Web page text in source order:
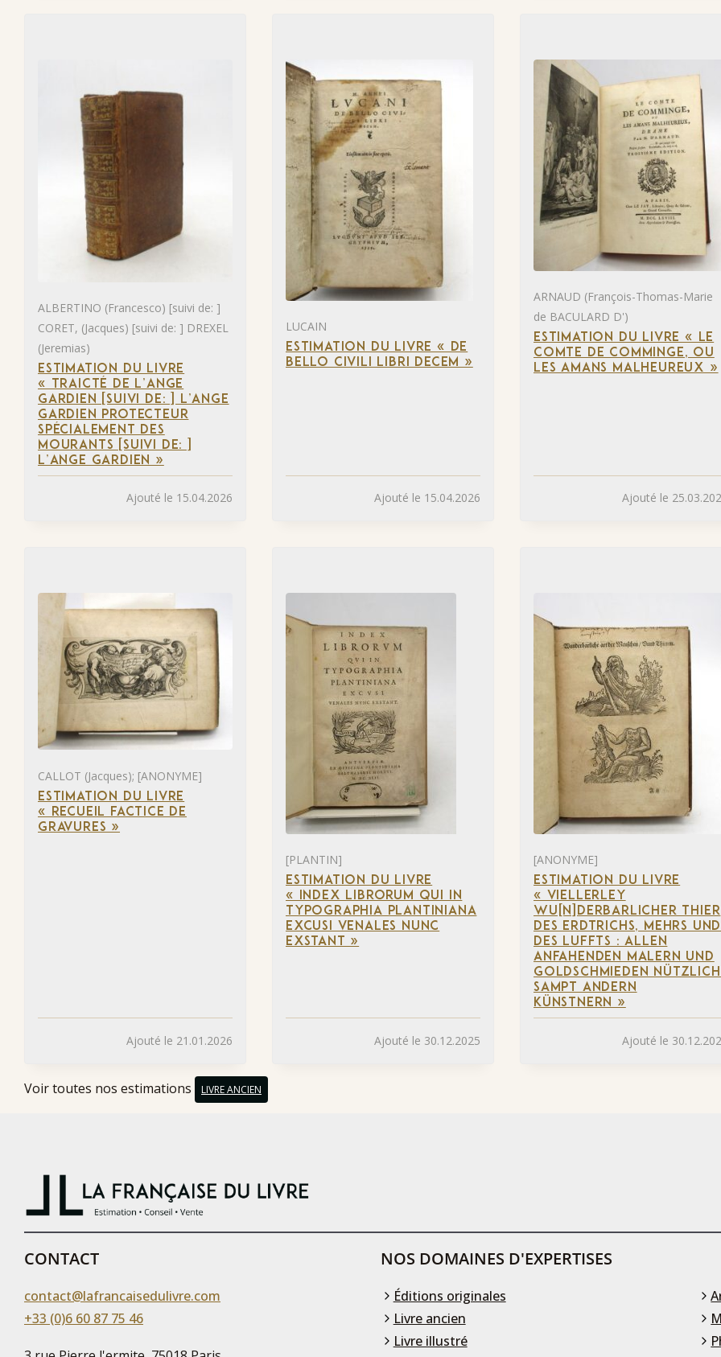
ALBERTINO (Francesco) [suivi de: ]
CORET, (Jacques) [suivi de: ] DREXEL
(Jeremias)
ESTIMATION DU LIVRE
« TRAICTÉ DE L’ANGE
GARDIEN [SUIVI DE: ] L’ANGE
GARDIEN PROTECTEUR
SPÉCIALEMENT DES
MOURANTS [SUIVI DE: ]
L’ANGE GARDIEN »
Ajouté le 15.04.2026
LUCAIN
ESTIMATION DU LIVRE « DE
BELLO CIVILI LIBRI DECEM »
Ajouté le 15.04.2026
ARNAUD (François-Thomas-Marie
de BACULARD D')
ESTIMATION DU LIVRE « LE
COMTE DE COMMINGE, OU
LES AMANS MALHEUREUX »
Ajouté le
CALLOT (Jacques); [ANONYME]
ESTIMATION DU LIVRE
« RECUEIL FACTICE DE
GRAVURES »
Ajouté le 21.01.2026
[PLANTIN]
ESTIMATION DU LIVRE
« INDEX LIBRORUM QUI IN
TYPOGRAPHIA PLANTINIANA
EXCUSI VENALES NUNC
EXSTANT »
Ajouté le 30.12.2025
[ANONYME]
ESTIMATION DU LIVRE
« VIELLERLEY
WU[N]DERBARLICHER THIER
DES ERDTRICHS, MEHRS UND
DES LUFFTS : ALLEN
ANFAHENDEN MALERN UND
GOLDSCHMIEDEN
SAMPT ANDERN
KÜNSTNERN »
Ajouté le
Voir toutes nos estimations LIVRE ANCIEN
CONTACT
contact@lafrancaisedulivre.com
+33 (0)6 60 87 75 46
NOS DOMAINES D'EXPERTISES
Éditions originales
Livre ancien
Livre illustré